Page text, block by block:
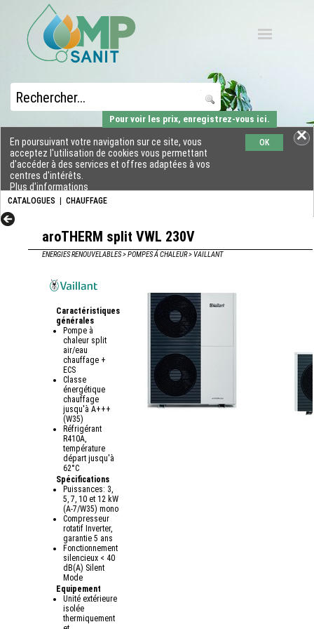
CATALOGUES CHAUFFAGE
En poursuivant votre navigation sur ce site, vous
acceptez l'utilisation de cookies vous permettant
d'accéder à des services et offres adaptées à vos
centres d'intérêts.
Plus d'informations
OK
Pour voir les prix, enregistrez-vous ici.